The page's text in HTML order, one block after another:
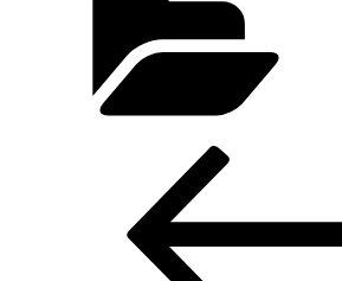
Beitragsnavigation